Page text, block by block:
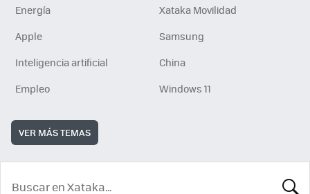
Energía
Xataka Movilidad
Apple
Samsung
Inteligencia artificial
China
Empleo
Windows 11
VER MÁS TEMAS